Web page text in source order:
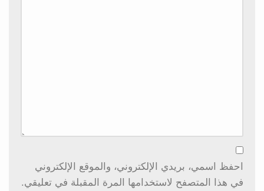
احفظ اسمي، بريدي الإلكتروني، والموقع الإلكتروني
في هذا المتصفح لاستخدامها المرة المقبلة في تعليقي.